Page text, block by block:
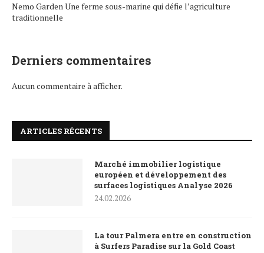
Nemo Garden Une ferme sous-marine qui défie l’agriculture
traditionnelle
Derniers commentaires
Aucun commentaire à afficher.
ARTICLES RÉCENTS
Marché immobilier logistique
européen et développement des
surfaces logistiques Analyse 2026
24.02.2026
La tour Palmera entre en construction
à Surfers Paradise sur la Gold Coast